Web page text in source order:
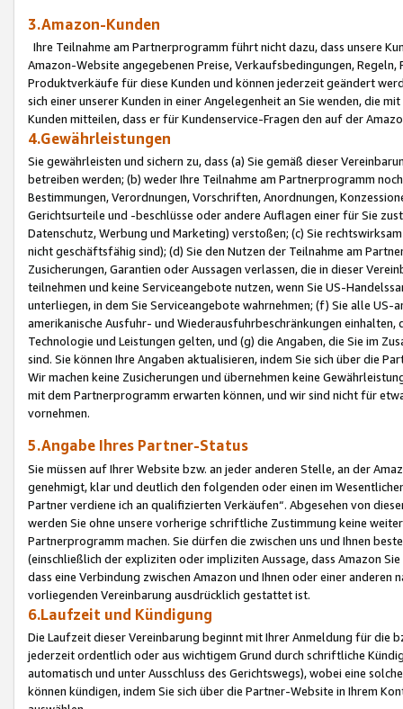
3.Amazon-Kunden
Ihre Teilnahme am Partnerprogramm führt nicht dazu, dass unsere
Amazon-Website angegebenen Preise, Verkaufsbedingungen,
Produktverkäufe für diese Kunden und können jederzeit geändert
sich einer unserer Kunden in einer Angelegenheit an Sie wenden, die
Kunden mitteilen, dass er für Kundenservice-Fragen den auf der
4.Gewährleistungen
Sie gewährleisten und sichern zu, dass (a) Sie gemäß dieser
betreiben werden; (b) weder Ihre Teilnahme am Partnerprogramm
Bestimmungen, Verordnungen, Vorschriften, Anordnungen,
Gerichtsurteile und -beschlüsse oder andere Auflagen einer für Sie
Datenschutz, Werbung und Marketing) verstoßen; (c) Sie
nicht geschäftsfähig sind); (d) Sie den Nutzen der Teilnahme am
Zusicherungen, Garantien oder Aussagen verlassen, die in dieser
teilnehmen und keine Serviceangebote nutzen, wenn Sie US-
unterliegen, in dem Sie Serviceangebote wahrnehmen; (f) Sie alle
amerikanische Ausfuhr- und Wiederausfuhrbeschränkungen
Technologie und Leistungen gelten, und (g) die Angaben, die Sie im
sind. Sie können Ihre Angaben aktualisieren, indem Sie sich über die
Wir machen keine Zusicherungen und übernehmen keine
mit dem Partnerprogramm erwarten können, und wir sind nicht für
vornehmen.
5.Angabe Ihres Partner-Status
Sie müssen auf Ihrer Website bzw. an jeder anderen Stelle, an der
genehmigt, klar und deutlich den folgenden oder einen im
Partner verdiene ich an qualifizierten Verkäufen“. Abgesehen von
werden Sie ohne unsere vorherige schriftliche Zustimmung keine
Partnerprogramm machen. Sie dürfen die zwischen uns und Ihnen
(einschließlich der expliziten oder impliziten Aussage, dass Amazon
dass eine Verbindung zwischen Amazon und Ihnen oder einer
vorliegenden Vereinbarung ausdrücklich gestattet ist.
6.Laufzeit und Kündigung
Die Laufzeit dieser Vereinbarung beginnt mit Ihrer Anmeldung für die
jederzeit ordentlich oder aus wichtigem Grund durch schriftliche
automatisch und unter Ausschluss des Gerichtswegs), wobei eine
können kündigen, indem Sie sich über die Partner-Website in Ihrem